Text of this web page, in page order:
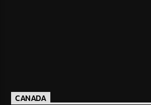
CANADA